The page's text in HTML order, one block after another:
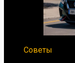
Советы